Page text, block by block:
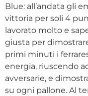
Blue: all’andata gli
vittoria per soli 4
lavorato molto e
giusta per
primi minuti i
energia, riuscendo
avversarie, e
su ogni pallone. Al